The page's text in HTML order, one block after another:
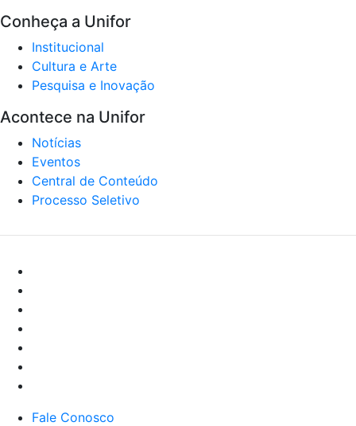
Conheça a Unifor
Institucional
Cultura e Arte
Pesquisa e Inovação
Acontece na Unifor
Notícias
Eventos
Central de Conteúdo
Processo Seletivo
Fale Conosco